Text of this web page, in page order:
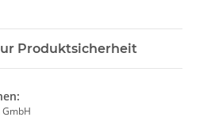
Produktsicherheit